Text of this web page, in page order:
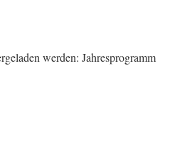
werden: Jahresprogramm